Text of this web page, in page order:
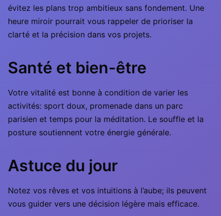
évitez les plans trop ambitieux sans fondement. Une
heure miroir pourrait vous rappeler de prioriser la
clarté et la précision dans vos projets.
Santé et bien-être
Votre vitalité est bonne à condition de varier les
activités: sport doux, promenade dans un parc
parisien et temps pour la méditation. Le souffle et la
posture soutiennent votre énergie générale.
Astuce du jour
Notez vos rêves et vos intuitions à l’aube; ils peuvent
vous guider vers une décision légère mais efficace.